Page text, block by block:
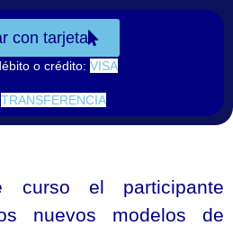
con tarjeta
débito o crédito:
Pagos:
curso el participante
nuevos modelos de